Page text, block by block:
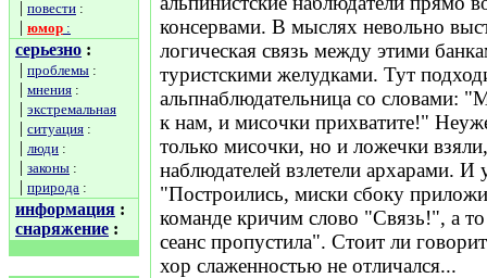
| повести :
| юмор :
серьезно :
| проблемы :
| мнения :
| экстремальная
| ситуация :
| люди :
| законы :
| природа :
информация :
снаряжение :
консервами. В мыслях невольно
логическая связь между этими
туристскими желудками. Тут
альпнаблюдательница со словами:
к нам, и мисочки прихватите!"
только мисочки, но и ложечки
наблюдателей взлетели архарами.
"Построились, миски сбоку
команде кричим слово "Связь!", а
сеанс пропустила". Стоит ли
хор слаженностью не отличался...